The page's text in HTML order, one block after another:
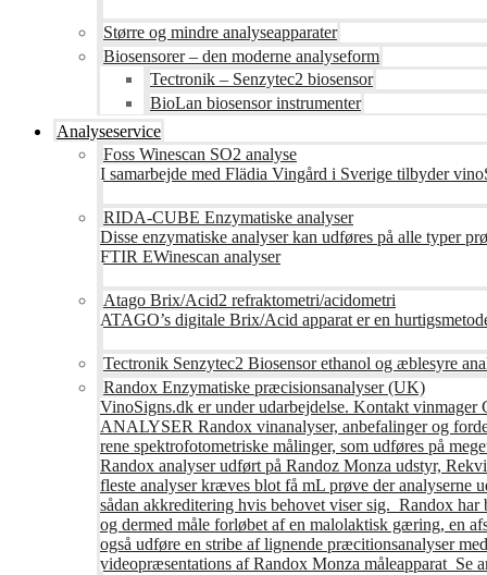
Større og mindre analyseapparater
Biosensorer – den moderne analyseform
Tectronik – Senzytec2 biosensor
BioLan biosensor instrumenter
Analyseservice
Foss Winescan SO2 analyse
I samarbejde med Flädia Vingård i Sverige tilbyder
RIDA-CUBE Enzymatiske analyser
Disse enzymatiske analyser kan udføres på alle typer
FTIR EWinescan analyser
Atago Brix/Acid2 refraktometri/acidometri
ATAGO’s digitale Brix/Acid apparat er en
Tectronik Senzytec2 Biosensor ethanol og æblesyre
Randox Enzymatiske præcisionsanalyser (UK)
VinoSigns.dk er under udarbejdelse. Kontakt
ANALYSER Randox vinanalyser, anbefalinger og
rene spektrofotometriske målinger, som udføres på
Randox analyser udført på Randoz Monza udstyr,
fleste analyser kræves blot få mL prøve der analyserne
sådan akkreditering hvis behovet viser sig. Randox
og dermed måle forløbet af en malolaktisk gæring, en
også udføre en stribe af lignende præcitionsanalyser
videopræsentations af Randox Monza måleapparat